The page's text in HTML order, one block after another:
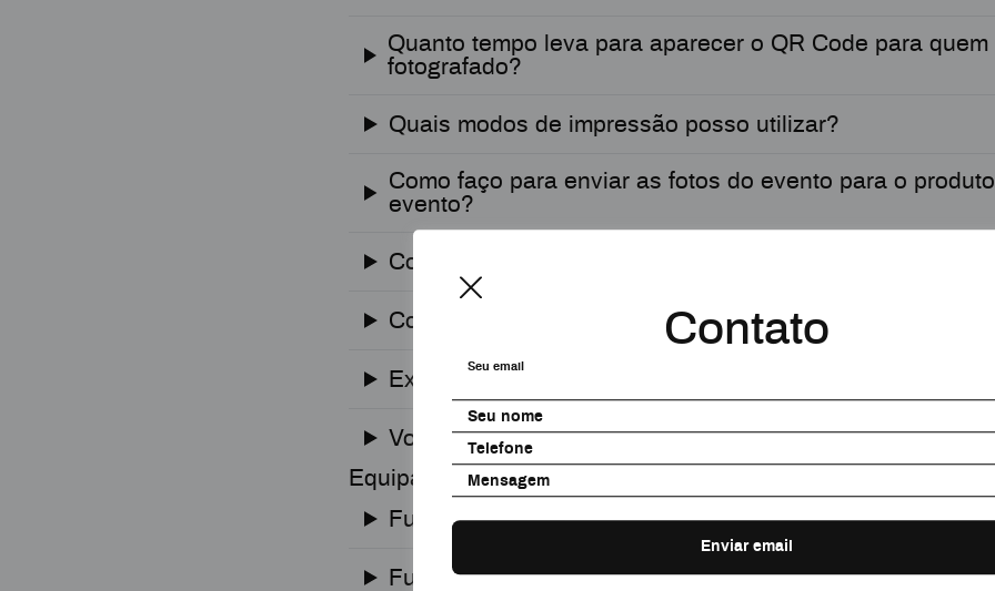
Quanto tempo leva para aparecer o QR Code para quem
fotografado?
Quais modos de impressão posso utilizar?
Como faço para enviar as fotos do evento para o
evento?
Como o convidado recebe a foto?
Como exibo as fotos em uma TV ou telão durante o
Existe limite de fotos por evento?
Vocês fazem vídeo, boomerang ou GIF?
Equipamentos
Funciona em iPhone e iPad?
Funciona em Android?
Contato
Seu email
Seu nome
Telefone
Mensagem
Enviar email